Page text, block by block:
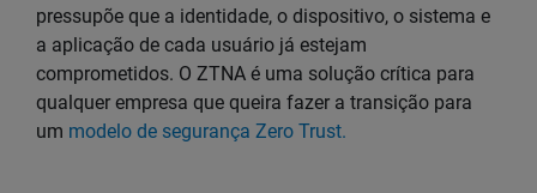
pressupõe que a identidade, o dispositivo, o sistema e
a aplicação de cada usuário já estejam
comprometidos. O ZTNA é uma solução crítica para
qualquer empresa que queira fazer a transição para
um modelo de segurança Zero Trust.